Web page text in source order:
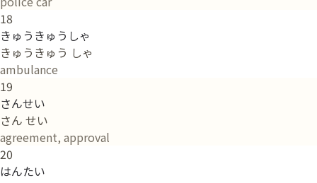
18
きゅうきゅうしゃ
きゅうきゅう しゃ
ambulance
19
さんせい
さん せい
agreement, approval
20
はんたい